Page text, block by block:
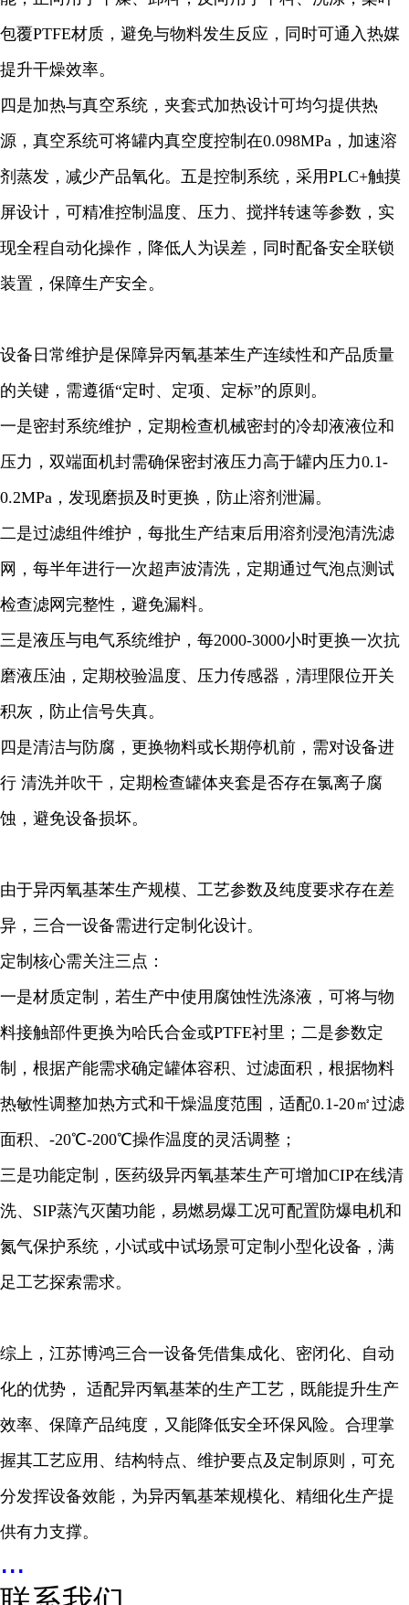
包覆PTFE材质，避免与物料发生反应，同时可通入热媒
提升干燥效率。
四是加热与真空系统，夹套式加热设计可均匀提供热
源，真空系统可将罐内真空度控制在0.098MPa，加速溶
剂蒸发，减少产品氧化。五是控制系统，采用PLC+触摸
屏设计，可精准控制温度、压力、搅拌转速等参数，实
现全程自动化操作，降低人为误差，同时配备安全联锁
装置，保障生产安全。
设备日常维护是保障异丙氧基苯生产连续性和产品质量
的关键，需遵循“定时、定项、定标”的原则。
一是密封系统维护，定期检查机械密封的冷却液液位和
压力，双端面机封需确保密封液压力高于罐内压力0.1-
0.2MPa，发现磨损及时更换，防止溶剂泄漏。
二是过滤组件维护，每批生产结束后用溶剂浸泡清洗滤
网，每半年进行一次超声波清洗，定期通过气泡点测试
检查滤网完整性，避免漏料。
三是液压与电气系统维护，每2000-3000小时更换一次抗
磨液压油，定期校验温度、压力传感器，清理限位开关
积灰，防止信号失真。
四是清洁与防腐，更换物料或长期停机前，需对设备进
行 清洗并吹干，定期检查罐体夹套是否存在氯离子腐
蚀，避免设备损坏。
由于异丙氧基苯生产规模、工艺参数及纯度要求存在差
异，三合一设备需进行定制化设计。
定制核心需关注三点：
一是材质定制，若生产中使用腐蚀性洗涤液，可将与物
料接触部件更换为哈氏合金或PTFE衬里；二是参数定
制，根据产能需求确定罐体容积、过滤面积，根据物料
热敏性调整加热方式和干燥温度范围，适配0.1-20㎡过滤
面积、-20℃-200℃操作温度的灵活调整；
三是功能定制，医药级异丙氧基苯生产可增加CIP在线清
洗、SIP蒸汽灭菌功能，易燃易爆工况可配置防爆电机和
氮气保护系统，小试或中试场景可定制小型化设备，满
足工艺探索需求。
综上，江苏博鸿三合一设备凭借集成化、密闭化、自动
化的优势， 适配异丙氧基苯的生产工艺，既能提升生产
效率、保障产品纯度，又能降低安全环保风险。合理掌
握其工艺应用、结构特点、维护要点及定制原则，可充
分发挥设备效能，为异丙氧基苯规模化、精细化生产提
供有力支撑。
...